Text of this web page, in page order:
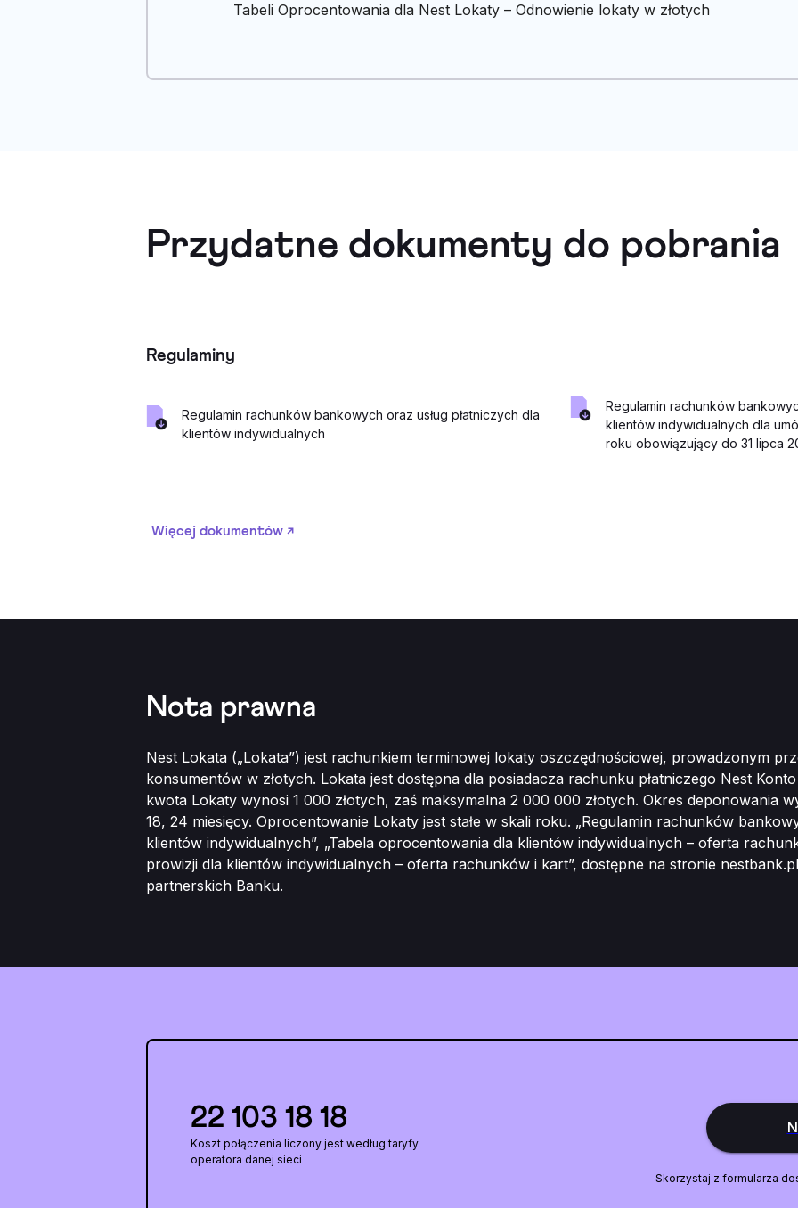
Tabeli Oprocentowania dla Nest Lokaty – Odnowienie lokaty w złotych
Przydatne dokumenty do pobrania
Regulaminy
Regulamin rachunków bankowych oraz usług płatniczych dla
klientów indywidualnych
Regulamin rachunków
klientów indywidualnych dla
roku obowiązujący do 31 lipca
Więcej dokumentów ↗
Nota prawna
Nest Lokata („Lokata”) jest rachunkiem terminowej lokaty oszczędnościowej, prowadzonym
konsumentów w złotych. Lokata jest dostępna dla posiadacza rachunku płatniczego Nest
kwota Lokaty wynosi 1 000 złotych, zaś maksymalna 2 000 000 złotych. Okres deponowania
18, 24 miesięcy. Oprocentowanie Lokaty jest stałe w skali roku. „Regulamin rachunków
klientów indywidualnych”, „Tabela oprocentowania dla klientów indywidualnych – oferta
prowizji dla klientów indywidualnych – oferta rachunków i kart”, dostępne na stronie
partnerskich Banku.
22 103 18 18
Koszt połączenia liczony jest według taryfy
operatora danej sieci
Skorzystaj z formularza